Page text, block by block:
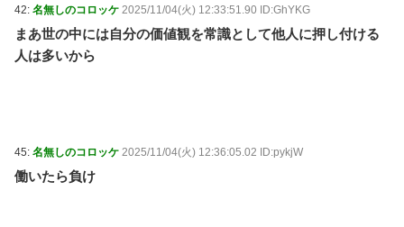
42: 名無しのコロッケ 2025/11/04(火) 12:33:51.90 ID:GhYKG
まあ世の中には自分の価値観を常識として他人に押し付ける
人は多いから
45: 名無しのコロッケ 2025/11/04(火) 12:36:05.02 ID:pykjW
働いたら負け